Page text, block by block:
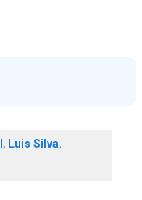
, Luis Silva,